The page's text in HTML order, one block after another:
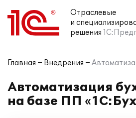
Отраслевые
и
решения
Главная Внедрения
Автоматизация
на базе ПП